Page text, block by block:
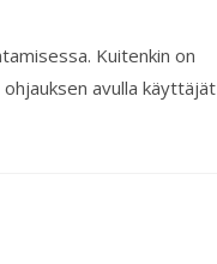
Kuitenkin on
avulla käyttäjät